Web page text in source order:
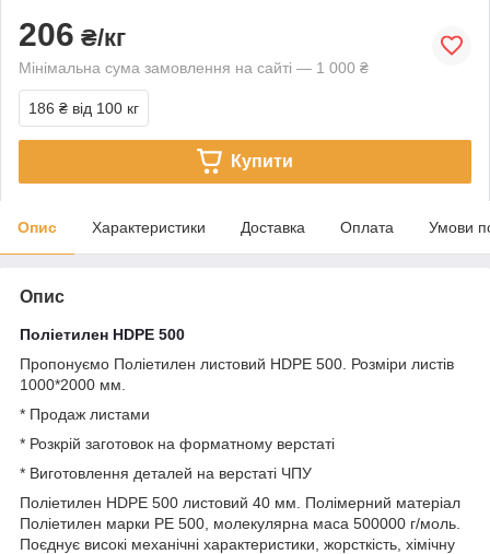
206 ₴/кг
Мінімальна сума замовлення на сайті — 1 000 ₴
186 ₴ від 100 кг
Купити
Опис Характеристики Доставка Оплата Умови
Опис
Поліетилен HDPE 500
Пропонуємо Поліетилен листовий HDPE 500. Розміри листів
1000*2000 мм.
* Продаж листами
* Розкрій заготовок на форматному верстаті
* Виготовлення деталей на верстаті ЧПУ
Поліетилен HDPE 500 листовий 40 мм. Полімерний матеріал
Поліетилен марки РЕ 500, молекулярна маса 500000 г/моль.
Поєднує високі механічні характеристики, жорсткість, хімічну